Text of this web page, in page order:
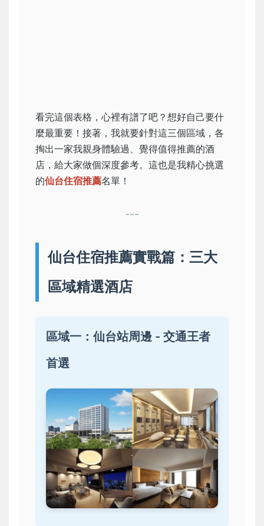
看完這個表格，心裡有譜了吧？想好自己要什
麼最重要！接著，我就要針對這三個區域，各
掏出一家我親身體驗過、覺得值得推薦的酒
店，給大家做個深度參考。這也是我精心挑選
的仙台住宿推薦名單！
---
仙台住宿推薦實戰篇：三大
區域精選酒店
區域一：仙台站周邊 - 交通王者
首選